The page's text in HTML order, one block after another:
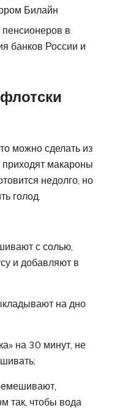
Билайн
в
банков России и
можно сделать из
макароны
недолго, но
голод.
с солью,
и добавляют в
на дно
на 30 минут, не
так, чтобы вода